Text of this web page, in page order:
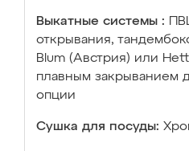
Выкатные системы :
открывания,
Blum (Австрия) или
плавным закрыванием
опции
Сушка для посуды: